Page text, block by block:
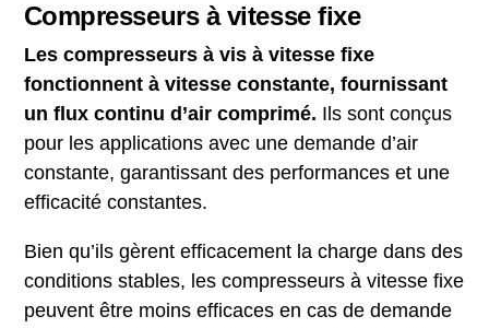
Compresseurs à vitesse fixe
Les compresseurs à vis à vitesse fixe
fonctionnent à vitesse constante, fournissant
un flux continu d’air comprimé. Ils sont conçus
pour les applications avec une demande d’air
constante, garantissant des performances et une
efficacité constantes.
Bien qu’ils gèrent efficacement la charge dans des
conditions stables, les compresseurs à vitesse fixe
peuvent être moins efficaces en cas de demande